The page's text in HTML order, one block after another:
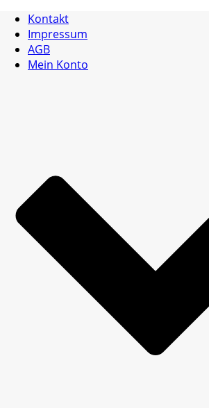
Kontakt
Impressum
AGB
Mein Konto